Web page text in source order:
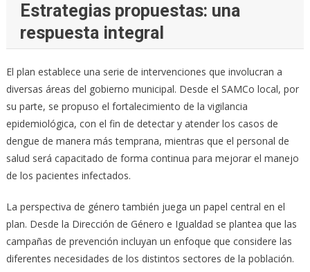
Estrategias propuestas: una
respuesta integral
El plan establece una serie de intervenciones que involucran a
diversas áreas del gobierno municipal. Desde el SAMCo local, por
su parte, se propuso el fortalecimiento de la vigilancia
epidemiológica, con el fin de detectar y atender los casos de
dengue de manera más temprana, mientras que el personal de
salud será capacitado de forma continua para mejorar el manejo
de los pacientes infectados.
La perspectiva de género también juega un papel central en el
plan. Desde la Dirección de Género e Igualdad se plantea que las
campañas de prevención incluyan un enfoque que considere las
diferentes necesidades de los distintos sectores de la población.